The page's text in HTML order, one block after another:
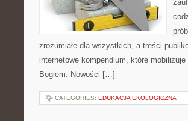
zrozumiałe dla wszystkich, a treści
internetowe kompendium, które
Bogiem. Nowości […]
CATEGORIES: EDUKACJA EKOLOGICZNA